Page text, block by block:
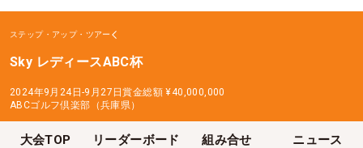
ステップ・アップ・ツアー
Sky レディースABC杯
2024年9月24日-9月27日賞金総額 ¥40,000,000
ABCゴルフ倶楽部（兵庫県）
大会TOP リーダーボード 組み合せ ニュース